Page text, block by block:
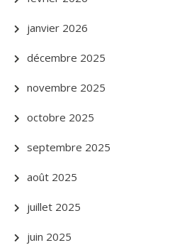
janvier 2026
décembre 2025
novembre 2025
octobre 2025
septembre 2025
août 2025
juillet 2025
juin 2025